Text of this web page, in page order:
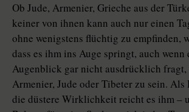
Ob Jude, Armenier, Grieche aus der
keiner von ihnen kann auch nur einen
ohne wenigstens flüchtig zu empfinden,
dass es ihm ins Auge springt, auch wenn
Augenblick gar nicht ausdrücklich fragt,
Armenier, Jude oder Tibeter zu sein.
die düstere Wirklichkeit reicht es ihm –